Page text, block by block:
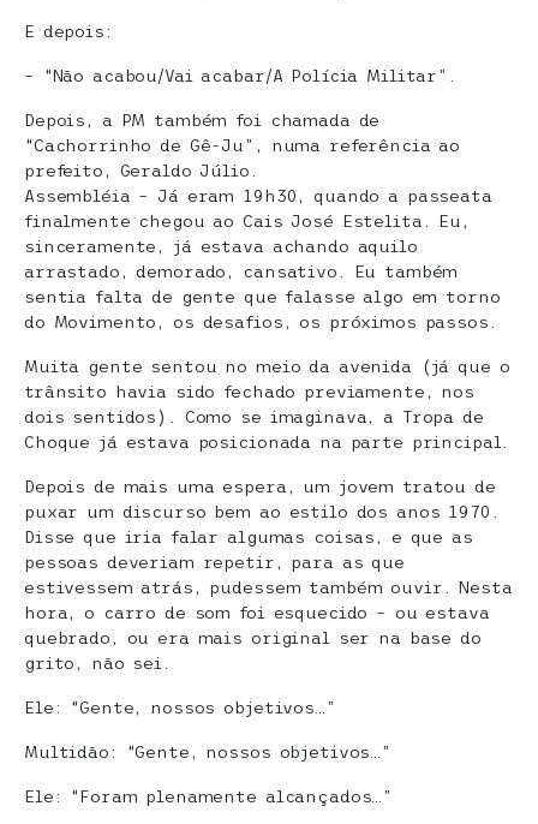
E depois:
– “Não acabou/Vai acabar/A Polícia Militar”.
Depois, a PM também foi chamada de
“Cachorrinho de Gê-Ju”, numa referência ao
prefeito, Geraldo Júlio.
Assembléia – Já eram 19h30, quando a passeata
finalmente chegou ao Cais José Estelita. Eu,
sinceramente, já estava achando aquilo
arrastado, demorado, cansativo. Eu também
sentia falta de gente que falasse algo em torno
do Movimento, os desafios, os próximos passos.
Muita gente sentou no meio da avenida (já que o
trânsito havia sido fechado previamente, nos
dois sentidos). Como se imaginava, a Tropa de
Choque já estava posicionada na parte principal.
Depois de mais uma espera, um jovem tratou de
puxar um discurso bem ao estilo dos anos 1970.
Disse que iria falar algumas coisas, e que as
pessoas deveriam repetir, para as que
estivessem atrás, pudessem também ouvir. Nesta
hora, o carro de som foi esquecido – ou estava
quebrado, ou era mais original ser na base do
grito, não sei.
Ele: “Gente, nossos objetivos…”
Multidão: “Gente, nossos objetivos…”
Ele: “Foram plenamente alcançados…”